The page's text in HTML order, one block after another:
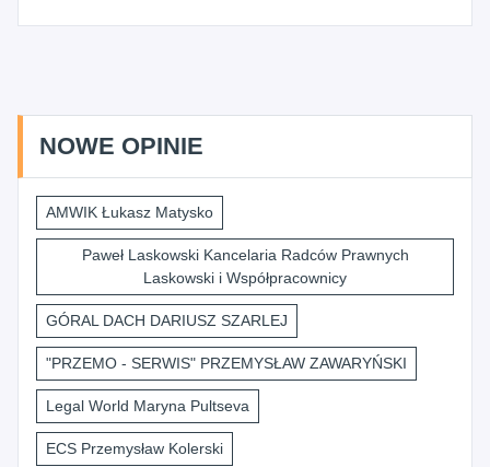
NOWE OPINIE
AMWIK Łukasz Matysko
Paweł Laskowski Kancelaria Radców Prawnych
Laskowski i Współpracownicy
GÓRAL DACH DARIUSZ SZARLEJ
"PRZEMO - SERWIS" PRZEMYSŁAW ZAWARYŃSKI
Legal World Maryna Pultseva
ECS Przemysław Kolerski